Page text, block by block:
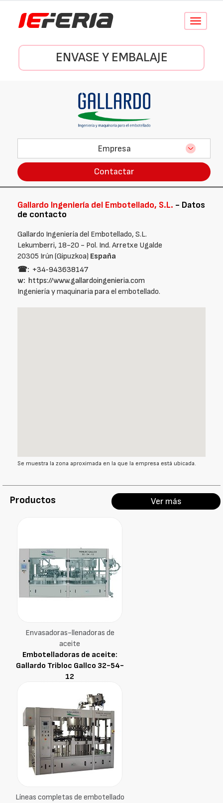
Conmutar
ENVASE Y EMBALAJE
Empresa
Contactar
Gallardo Ingeniería del Embotellado, S.L. - Datos
de contacto
Gallardo Ingeniería del Embotellado, S.L.
Lekumberri, 18-20 - Pol. Ind. Arretxe Ugalde
20305 Irún (Gipuzkoa) España
☎: +34‑943638147
w: https://www.gallardoingenieria.com
Ingeniería y maquinaria para el embotellado.
Se muestra la zona aproximada en la que la empresa está ubicada.
Productos Ver más
Envasadoras-llenadoras de
aceite
Embotelladoras de aceite:
Gallardo Tribloc Gallco 32-54-
12
Líneas completas de embotellado